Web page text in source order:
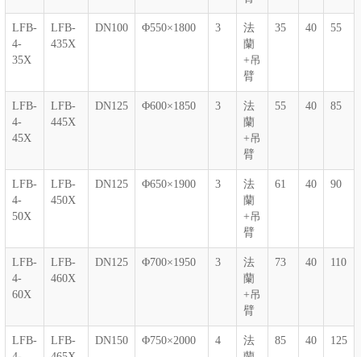
LFB-
4-
35X
LFB-
435X
DN100 Φ550×1800 3
法
蘭
+吊
臂
35 40 55
LFB-
4-
45X
LFB-
445X
DN125 Φ600×1850 3
法
蘭
+吊
臂
55 40 85
LFB-
4-
50X
LFB-
450X
DN125 Φ650×1900 3
法
蘭
+吊
臂
61 40 90
LFB-
4-
60X
LFB-
460X
DN125 Φ700×1950 3
法
蘭
+吊
臂
73 40 110
LFB-
LFB-
DN150 Φ750×2000 4
法
85 40 125